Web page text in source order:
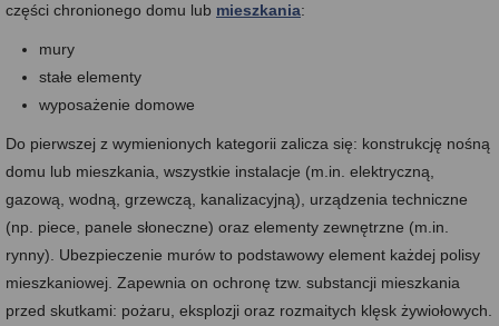
części chronionego domu lub mieszkania:
mury
stałe elementy
wyposażenie domowe
Do pierwszej z wymienionych kategorii zalicza się: konstrukcję nośną
domu lub mieszkania, wszystkie instalacje (m.in. elektryczną,
gazową, wodną, grzewczą, kanalizacyjną), urządzenia techniczne
(np. piece, panele słoneczne) oraz elementy zewnętrzne (m.in.
rynny). Ubezpieczenie murów to podstawowy element każdej polisy
mieszkaniowej. Zapewnia on ochronę tzw. substancji mieszkania
przed skutkami: pożaru, eksplozji oraz rozmaitych klęsk żywiołowych.